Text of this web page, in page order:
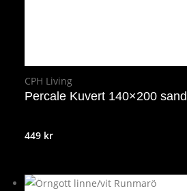
CPH Living
Percale Kuvert 140×200 sand
449 kr